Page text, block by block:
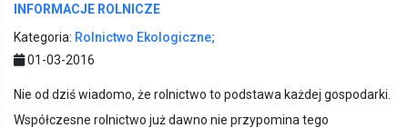
INFORMACJE ROLNICZE
Kategoria: Rolnictwo Ekologiczne;
01-03-2016
Nie od dziś wiadomo, że rolnictwo to podstawa każdej gospodarki.
Współczesne rolnictwo już dawno nie przypomina tego